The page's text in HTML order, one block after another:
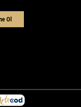
Ol